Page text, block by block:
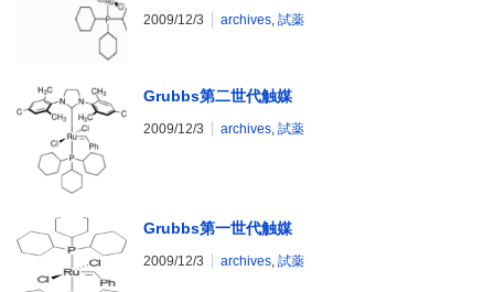
2009/12/3 archives, 試薬
Grubbs第二世代触媒
2009/12/3 archives, 試薬
Grubbs第一世代触媒
2009/12/3 archives, 試薬